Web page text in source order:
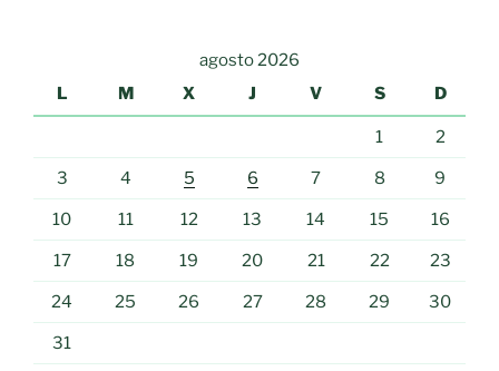
agosto 2026
L
M X J V S D
1 2
3 4 5 6 7 8 9
10 11 12 13 14 15 16
17 18 19 20 21 22 23
24 25 26 27 28 29 30
31